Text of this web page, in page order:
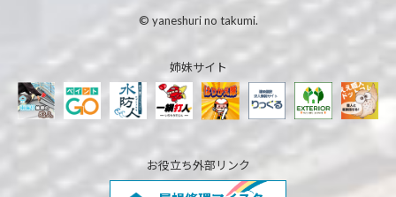
© yaneshuri no takumi.
姉妹サイト
お役立ち外部リンク